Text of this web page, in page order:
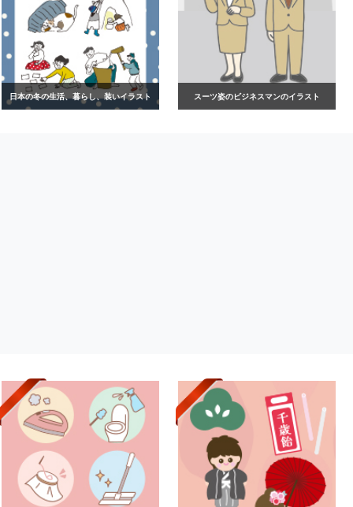
日本の冬の生活、暮らし、装いイラスト スーツ姿のビジネスマンのイラスト